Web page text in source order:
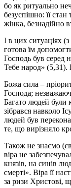
бо як ритуально
безуспішно: її
жінка, безнадійно
І в цих ситуаціях
готова їм
Господь був серед
Тебе народ» (5,31).
Божа сила –
Господа;
Багато людей були
зібрався навколо
людей був
те, що вирізняло
Також не знаємо
віра не
князів, на синів
смерті». Віра її
за ризи Христові,